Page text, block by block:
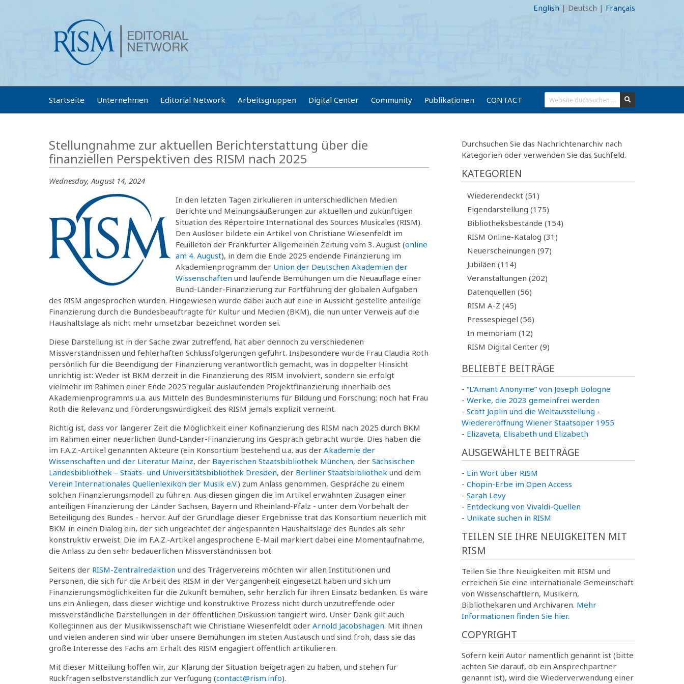
English | Deutsch | Français
Startseite Unternehmen Editorial Network Arbeitsgruppen Digital Center Community Publikationen CONTACT
Stellungnahme zur aktuellen Berichterstattung über die
finanziellen Perspektiven des RISM nach 2025
Wednesday, August 14, 2024
In den letzten Tagen zirkulieren in unterschiedlichen Medien
Berichte und Meinungsäußerungen zur aktuellen und zukünftigen
Situation des Répertoire International des Sources Musicales (RISM).
Den Auslöser bildete ein Artikel von Christiane Wiesenfeldt im
Feuilleton der Frankfurter Allgemeinen Zeitung vom 3. August (online
am 4. August), in dem die Ende 2025 endende Finanzierung im
Akademienprogramm der Union der Deutschen Akademien der
Wissenschaften und laufende Bemühungen um die Neuauflage einer
Bund-Länder-Finanzierung zur Fortführung der globalen Aufgaben
des RISM angesprochen wurden. Hingewiesen wurde dabei auch auf eine in Aussicht gestellte anteilige
Finanzierung durch die Bundesbeauftragte für Kultur und Medien (BKM), die nun unter Verweis auf die
Haushaltslage als nicht mehr umsetzbar bezeichnet worden sei.
Diese Darstellung ist in der Sache zwar zutreffend, hat aber dennoch zu verschiedenen
Missverständnissen und fehlerhaften Schlussfolgerungen geführt. Insbesondere wurde Frau Claudia Roth
persönlich für die Beendigung der Finanzierung verantwortlich gemacht, was in doppelter Hinsicht
unrichtig ist: Weder ist BKM derzeit in die Finanzierung des RISM involviert, sondern sie erfolgt
vielmehr im Rahmen einer Ende 2025 regulär auslaufenden Projektfinanzierung innerhalb des
Akademienprogramms u.a. aus Mitteln des Bundesministeriums für Bildung und Forschung; noch hat Frau
Roth die Relevanz und Förderungswürdigkeit des RISM jemals explizit verneint.
Richtig ist, dass vor längerer Zeit die Möglichkeit einer Kofinanzierung des RISM nach 2025 durch BKM
im Rahmen einer neuerlichen Bund-Länder-Finanzierung ins Gespräch gebracht wurde. Dies haben die
im F.A.Z.-Artikel genannten Akteure (ein Konsortium bestehend u.a. aus der Akademie der
Wissenschaften und der Literatur Mainz, der Bayerischen Staatsbibliothek München, der Sächsischen
Landesbibliothek – Staats- und Universitätsbibliothek Dresden, der Berliner Staatsbibliothek und dem
Verein Internationales Quellenlexikon der Musik e.V.) zum Anlass genommen, Gespräche zu einem
solchen Finanzierungsmodell zu führen. Aus diesen gingen die im Artikel erwähnten Zusagen einer
anteiligen Finanzierung der Länder Sachsen, Bayern und Rheinland-Pfalz - unter dem Vorbehalt der
Beteiligung des Bundes - hervor. Auf der Grundlage dieser Ergebnisse trat das Konsortium neuerlich mit
BKM in einen Dialog ein, der sich ungeachtet der angespannten Haushaltslage des Bundes als sehr
konstruktiv erweist. Die im F.A.Z.-Artikel angesprochene E-Mail markiert dabei eine Momentaufnahme,
die Anlass zu den sehr bedauerlichen Missverständnissen bot.
Seitens der RISM-Zentralredaktion und des Trägervereins möchten wir allen Institutionen und
Personen, die sich für die Arbeit des RISM in der Vergangenheit eingesetzt haben und sich um
Finanzierungsmöglichkeiten für die Zukunft bemühen, sehr herzlich für ihren Einsatz bedanken. Es wäre
uns ein Anliegen, dass dieser wichtige und konstruktive Prozess nicht durch unzutreffende oder
missverständliche Darstellungen in der öffentlichen Diskussion tangiert wird. Unser Dank gilt auch
Kolleg:innen aus der Musikwissenschaft wie Christiane Wiesenfeldt oder Arnold Jacobshagen. Mit ihnen
und vielen anderen sind wir über unsere Bemühungen im steten Austausch und sind froh, dass sie das
große Interesse des Fachs am Erhalt des RISM engagiert öffentlich artikulieren.
Mit dieser Mitteilung hoffen wir, zur Klärung der Situation beigetragen zu haben, und stehen für
Rückfragen selbstverständlich zur Verfügung (contact@rism.info).
Durchsuchen Sie das Nachrichtenarchiv nach
Kategorien oder verwenden Sie das Suchfeld.
KATEGORIEN
Wiederendeckt (51)
Eigendarstellung (175)
Bibliotheksbestände (154)
RISM Online-Katalog (31)
Neuerscheinungen (97)
Jubiläen (114)
Veranstaltungen (202)
Datenquellen (56)
RISM A-Z (45)
Pressespiegel (56)
In memoriam (12)
RISM Digital Center (9)
BELIEBTE BEITRÄGE
- “L’Amant Anonyme” von Joseph Bologne
- Werke, die 2023 gemeinfrei werden
- Scott Joplin und die Weltausstellung -
Wiedereröffnung Wiener Staatsoper 1955
- Elizaveta, Elisabeth und Elizabeth
AUSGEWÄHLTE BEITRÄGE
- Ein Wort über RISM
- Chopin-Erbe im Open Access
- Sarah Levy
- Entdeckung von Vivaldi-Quellen
- Unikate suchen in RISM
TEILEN SIE IHRE NEUIGKEITEN MIT
RISM
Teilen Sie Ihre Neuigkeiten mit RISM und
erreichen Sie eine internationale Gemeinschaft
von Wissenschaftlern, Musikern,
Bibliothekaren und Archivaren. Mehr
Informationen finden Sie hier.
COPYRIGHT
Sofern kein Autor namentlich genannt ist (bitte
achten Sie darauf, ob ein Ansprechpartner
genannt ist), wird die Wiederverwendung einer